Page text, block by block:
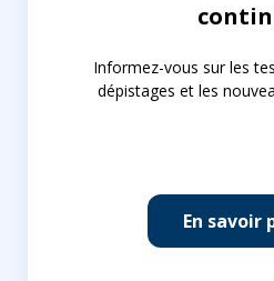
Informez-vous sur les
dépistages et les
En savoir